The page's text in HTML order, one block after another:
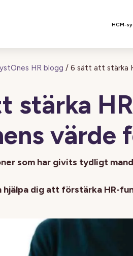
navigation HCM-
HR blogg / 6 sätt att stärka
stärka
värde
som har givits tydligt
dig att förstärka HR-